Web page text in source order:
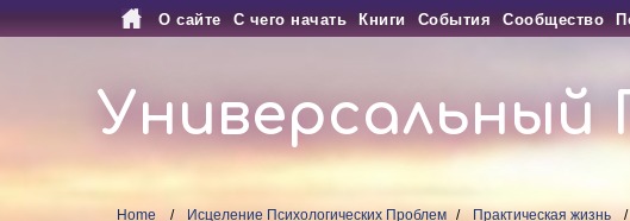
О сайте С чего начать Книги События Сообщество
Универсальный
Home Исцеление Психологических Проблем Практическая жизнь